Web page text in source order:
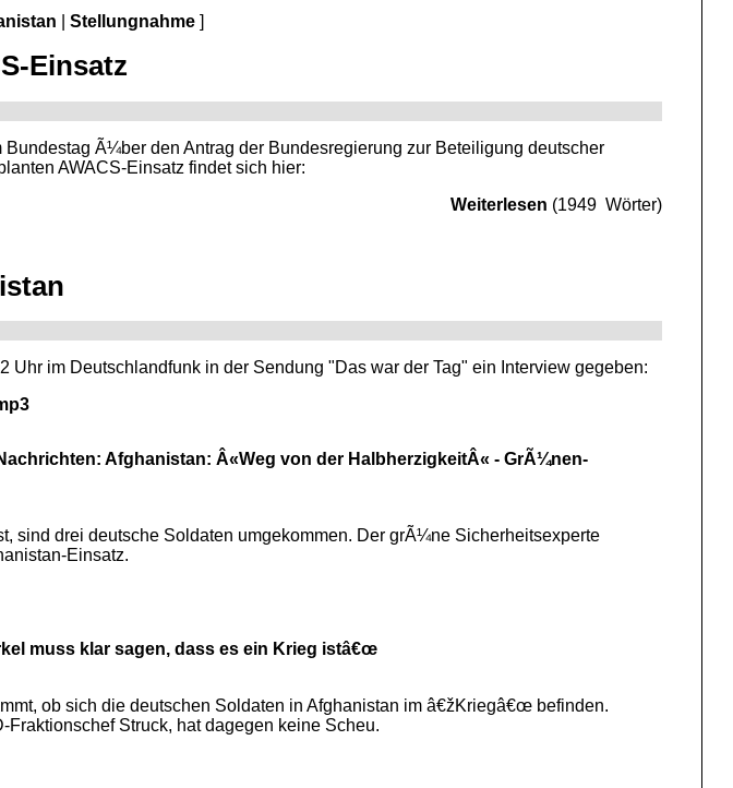
Stellungnahme ]
Einsatz
Ã¼ber den Antrag der Bundesregierung zur Beteiligung deutscher
AWACS-Einsatz findet sich hier:
Weiterlesen (1949 Wörter)
im Deutschlandfunk in der Sendung "Das war der Tag" ein Interview gegeben:
Afghanistan: Â«Weg von der HalbherzigkeitÂ« - GrÃ¼nen-
sind drei deutsche Soldaten umgekommen. Der grÃ¼ne Sicherheitsexperte
Einsatz.
muss klar sagen, dass es ein Krieg istâ€œ
ob sich die deutschen Soldaten in Afghanistan im â€žKriegâ€œ befinden.
Struck, hat dagegen keine Scheu.